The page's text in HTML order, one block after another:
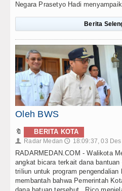
Negara Prasetyo Hadi
Berita
Oleh BWS
🔖 BERITA KOTA
👤 Radar Medan 🕔 18:09:37, 03
RADARMEDAN.COM - Walikota
angkat bicara terkait dana
triliun untuk program
membantah bahwa Pemerintah